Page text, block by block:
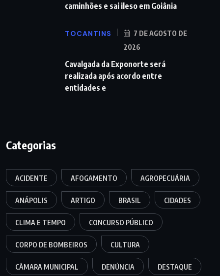
caminhões e sai ileso em Goiânia
TOCANTINS
7 DE AGOSTO DE
2026
Cavalgada da Exponorte será
realizada após acordo entre
entidades e
Categorias
ACIDENTE AFOGAMENTO AGROPECUÁRIA
ANÁPOLIS ARTIGO BRASIL CIDADES
CLIMA E TEMPO CONCURSO PÚBLICO
CORPO DE BOMBEIROS CULTURA
CÂMARA MUNICIPAL DENÚNCIA DESTAQUE